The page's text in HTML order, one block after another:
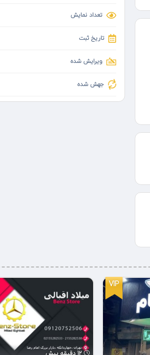
تعداد نمایش
تاریخ ثبت
ویرایش شده
جهش شده
VIP